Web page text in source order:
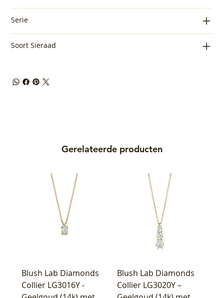
Serie
Soort Sieraad
Gerelateerde producten
Blush Lab Diamonds
Collier LG3016Y -
Blush Lab Diamonds
Collier LG3020Y –